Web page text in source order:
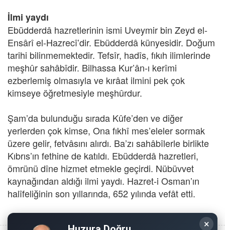
İlmi yaydı
Ebüdderdâ hazretlerinin ismi Uveymir bin Zeyd el-
Ensârî el-Hazrecî’dir. Ebüdderdâ künyesidir. Doğum
tarihi bilinmemektedir. Tefsîr, hadîs, fıkıh ilimlerinde
meşhûr sahâbîdir. Bilhassa Kur’ân-ı kerîmi
ezberlemiş olmasıyla ve kırâat ilmini pek çok
kimseye öğretmesiyle meşhûrdur.
Şam’da bulunduğu sırada Kûfe’den ve diğer
yerlerden çok kimse, Ona fıkhî mes’eleler sormak
üzere gelir, fetvâsını alırdı. Ba’zı sahâbîlerle birlikte
Kıbrıs’ın fethine de katıldı. Ebüdderdâ hazretleri,
ömrünü dîne hizmet etmekle geçirdi. Nübüvvet
kaynağından aldığı ilmi yaydı. Hazret-i Osman’ın
halîfeliğinin son yıllarında, 652 yılında vefât etti.
×